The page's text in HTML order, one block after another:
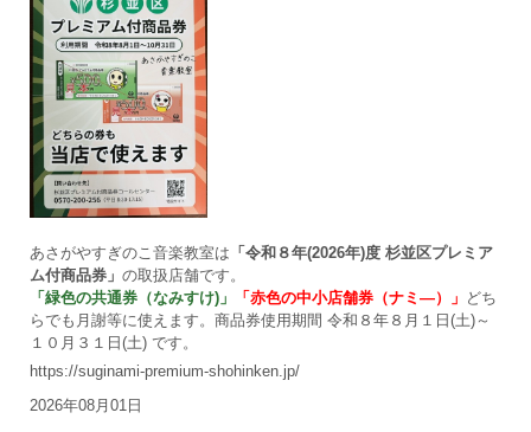
あさがやすぎのこ音楽教室は 「令和８年(2026年)度 杉並区プレミア
ム付商品券」 の取扱店舗です。
「緑色の共通券（なみすけ)」
「赤色の中小店舗券（ナミ―）」 どち
らでも月謝等に使えます。商品券使用期間 令和８年８月１日(土)～
１０月３１日(土) です。
https://suginami-premium-shohinken.jp/
2026年08月01日